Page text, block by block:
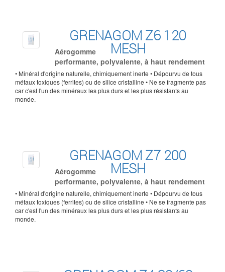
GRENAGOM Z6 120
MESH
Aérogomme
performante, polyvalente, à haut rendement
• Minéral d'origine naturelle, chimiquement inerte • Dépourvu de tous
métaux toxiques (ferrites) ou de silice cristalline • Ne se fragmente pas
car c'est l'un des minéraux les plus durs et les plus résistants au
monde.
GRENAGOM Z7 200
MESH
Aérogomme
performante, polyvalente, à haut rendement
• Minéral d'origine naturelle, chimiquement inerte • Dépourvu de tous
métaux toxiques (ferrites) ou de silice cristalline • Ne se fragmente pas
car c'est l'un des minéraux les plus durs et les plus résistants au
monde.